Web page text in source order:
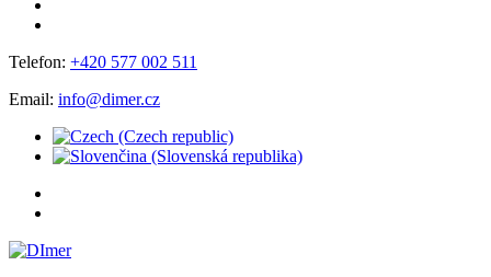
Telefon: +420 577 002 511
Email: info@dimer.cz